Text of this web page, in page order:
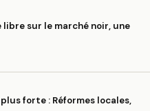
libre sur le marché noir, une
forte : Réformes locales,